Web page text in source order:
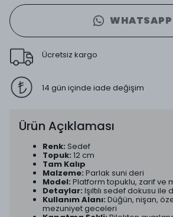
WHATSAPP
Ücretsiz kargo
14 gün içinde iade değişim
Ürün Açıklaması
Renk: Sedef
Topuk: 12 cm
Tam Kalıp
Malzeme: Parlak suni deri
Model: Platform topuklu, zarif ve
Detaylar: Işıltılı sedef dokusu
Kullanım Alanı: Düğün, nişan,
mezuniyet geceleri